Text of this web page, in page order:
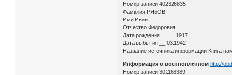
Номер записи 402326835
Фамилия РЯБОВ
Имя Иван
Отчество Федорович
Дата рождения __.__.1917
Дата выбытия __.03.1942
Название источника информации Книга
Информация о военнопленном http://
Номер записи 301166389